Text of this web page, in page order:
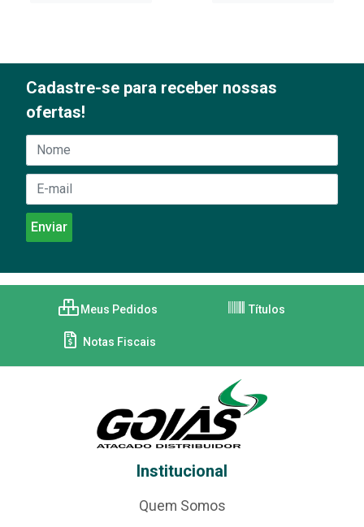
Cadastre-se para receber nossas
ofertas!
Meus Pedidos Títulos
Notas Fiscais
Institucional
Quem Somos